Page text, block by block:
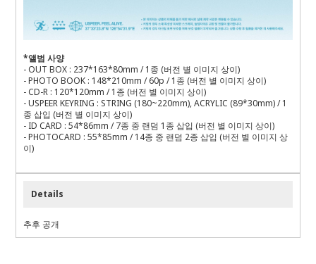
*앨범 사양
- OUT BOX : 237*163*80mm / 1 종 (버전 별 이미지 상이)
- PHOTO BOOK : 148*210mm / 60p / 1 종 (버전 별 이미지 상이)
- CD-R : 120*120mm / 1 종 (버전 별 이미지 상이)
- USPEER KEYRING : STRING (180~220mm), ACRYLIC (89*30mm) / 1
종 삽입 (버전 별 이미지 상이)
- ID CARD : 54*86mm / 7종 중 랜덤 1 종 삽입 (버전 별 이미지 상이)
- PHOTOCARD : 55*85mm / 14종 중 랜덤 2종 삽입 (버전 별 이미지 상
이)
Details
추후 공개